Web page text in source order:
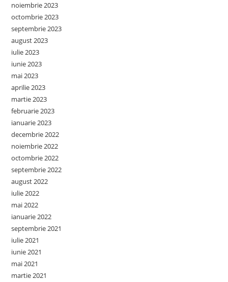
noiembrie 2023
octombrie 2023
septembrie 2023
august 2023
iulie 2023
iunie 2023
mai 2023
aprilie 2023
martie 2023
februarie 2023
ianuarie 2023
decembrie 2022
noiembrie 2022
octombrie 2022
septembrie 2022
august 2022
iulie 2022
mai 2022
ianuarie 2022
septembrie 2021
iulie 2021
iunie 2021
mai 2021
martie 2021